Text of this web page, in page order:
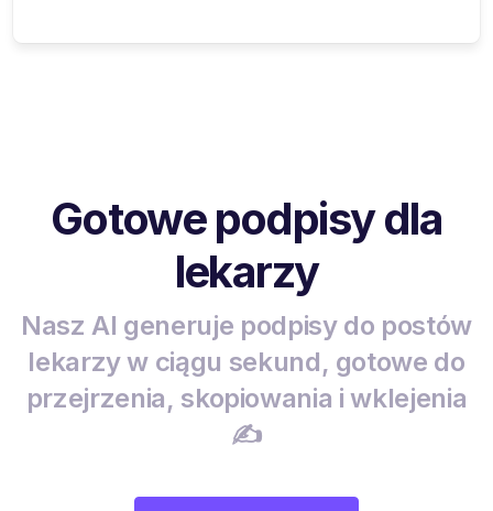
Gotowe podpisy dla
lekarzy
Nasz AI generuje podpisy do postów
lekarzy w ciągu sekund, gotowe do
przejrzenia, skopiowania i wklejenia
✍️